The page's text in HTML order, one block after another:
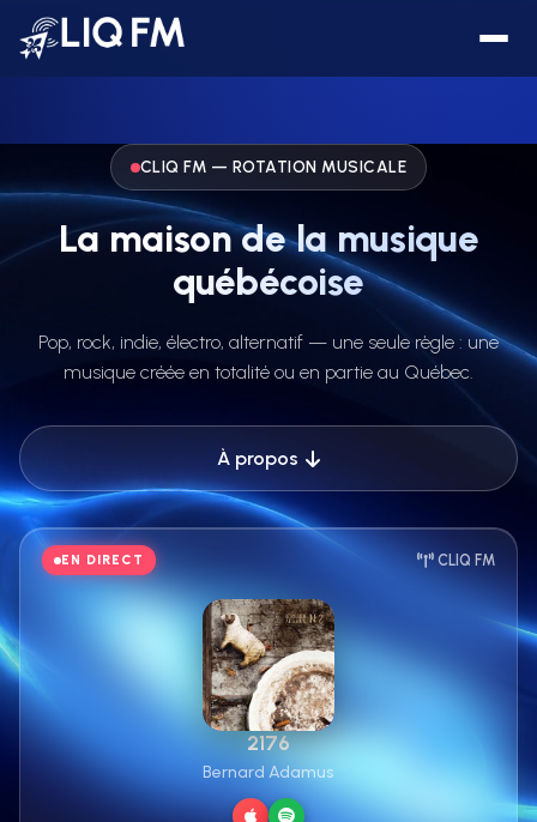
CLIQ FM — ROTATION MUSICALE
La maison de la musique
québécoise
Pop, rock, indie, électro, alternatif — une seule règle : une
musique créée en totalité ou en partie au Québec.
À propos
EN DIRECT CLIQ FM
2176
Bernard Adamus